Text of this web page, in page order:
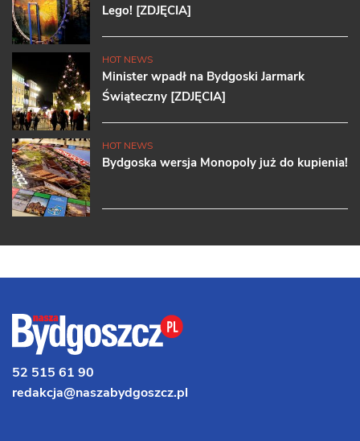
Lego! [ZDJĘCIA]
HOT NEWS
Minister wpadł na Bydgoski Jarmark
Świąteczny [ZDJĘCIA]
HOT NEWS
Bydgoska wersja Monopoly już do kupienia!
52 515 61 90
redakcja@naszabydgoszcz.pl